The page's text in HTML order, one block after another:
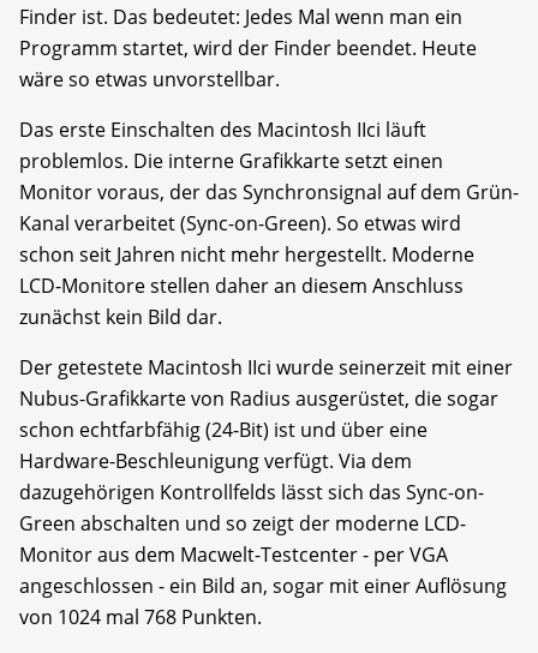
Finder ist. Das bedeutet: Jedes Mal wenn man ein
Programm startet, wird der Finder beendet. Heute
wäre so etwas unvorstellbar.
Das erste Einschalten des Macintosh IIci läuft
problemlos. Die interne Grafikkarte setzt einen
Monitor voraus, der das Synchronsignal auf dem Grün-
Kanal verarbeitet (Sync-on-Green). So etwas wird
schon seit Jahren nicht mehr hergestellt. Moderne
LCD-Monitore stellen daher an diesem Anschluss
zunächst kein Bild dar.
Der getestete Macintosh IIci wurde seinerzeit mit einer
Nubus-Grafikkarte von Radius ausgerüstet, die sogar
schon echtfarbfähig (24-Bit) ist und über eine
Hardware-Beschleunigung verfügt. Via dem
dazugehörigen Kontrollfelds lässt sich das Sync-on-
Green abschalten und so zeigt der moderne LCD-
Monitor aus dem Macwelt-Testcenter - per VGA
angeschlossen - ein Bild an, sogar mit einer Auflösung
von 1024 mal 768 Punkten.